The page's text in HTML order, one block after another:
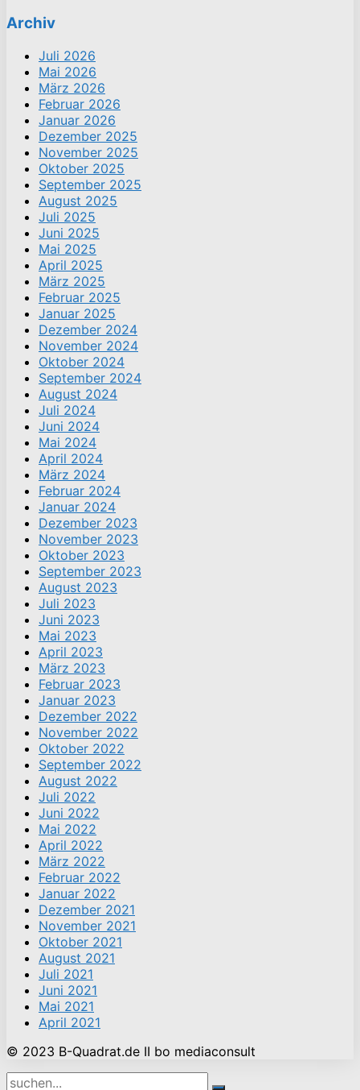
Archiv
Juli 2026
Mai 2026
März 2026
Februar 2026
Januar 2026
Dezember 2025
November 2025
Oktober 2025
September 2025
August 2025
Juli 2025
Juni 2025
Mai 2025
April 2025
März 2025
Februar 2025
Januar 2025
Dezember 2024
November 2024
Oktober 2024
September 2024
August 2024
Juli 2024
Juni 2024
Mai 2024
April 2024
März 2024
Februar 2024
Januar 2024
Dezember 2023
November 2023
Oktober 2023
September 2023
August 2023
Juli 2023
Juni 2023
Mai 2023
April 2023
März 2023
Februar 2023
Januar 2023
Dezember 2022
November 2022
Oktober 2022
September 2022
August 2022
Juli 2022
Juni 2022
Mai 2022
April 2022
März 2022
Februar 2022
Januar 2022
Dezember 2021
November 2021
Oktober 2021
August 2021
Juli 2021
Juni 2021
Mai 2021
April 2021
© 2023 B-Quadrat.de II bo mediaconsult